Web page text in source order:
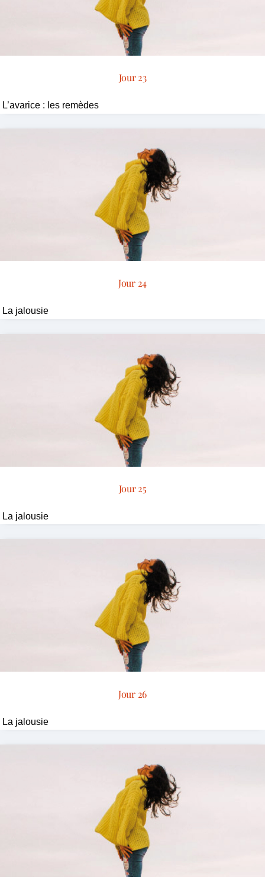
Jour 23
L’avarice : les remèdes
Jour 24
La jalousie
Jour 25
La jalousie
Jour 26
La jalousie